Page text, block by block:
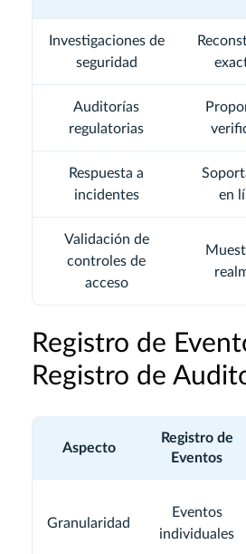
Investigaciones de
seguridad
Auditorías
regulatorias
Respuesta a
incidentes
en
Validación de
controles de
acceso
Registro de
Registro de
Aspecto
Registro de
Eventos
Granularidad
Eventos
individuales